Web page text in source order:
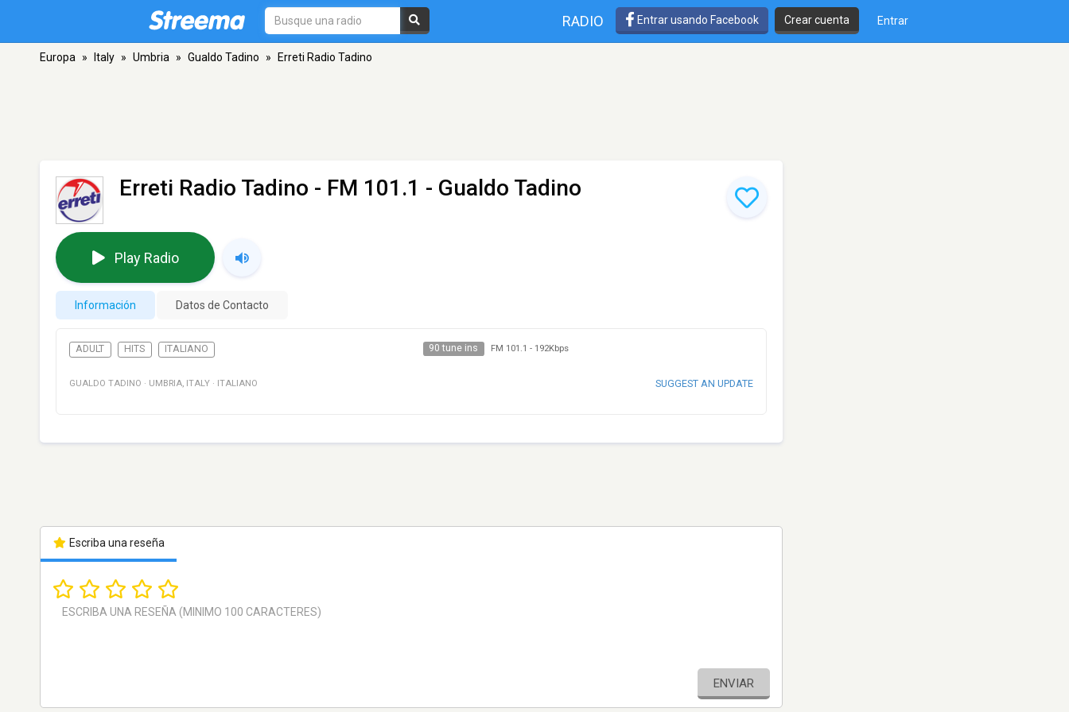
RADIO Entrar usando Facebook Crear cuenta Entrar
Europa » Italy » Umbria » Gualdo Tadino » Erreti Radio Tadino
Erreti Radio Tadino - FM 101.1 - Gualdo Tadino
Play Radio
Información Datos de Contacto
ADULT HITS ITALIANO 90 tune ins FM 101.1 - 192Kbps
GUALDO TADINO · UMBRIA, ITALY · ITALIANO SUGGEST AN UPDATE
Escriba una reseña
ENVIAR